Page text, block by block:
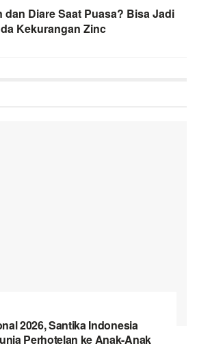
dan Diare Saat Puasa? Bisa Jadi
Kekurangan Zinc
2026, Santika Indonesia
Perhotelan ke Anak-Anak